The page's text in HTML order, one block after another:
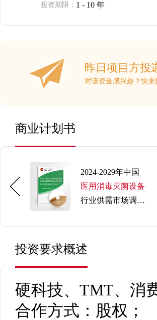
投资期限： 1 - 10 年
昨日项目方投
对该资金感兴趣？快
商业计划书
行业发
2024-2029年中国
医用消毒灭菌设备
行业供需市场调研
究报告
投资要求概述
硬科技、TMT、消
合作方式：股权；